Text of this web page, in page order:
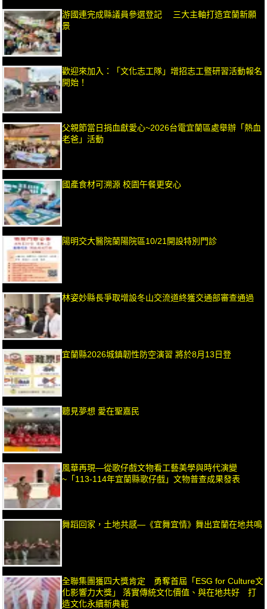
游國連完成縣議員參選登記 三大主軸打造宜蘭新願
景
歡迎來加入：「文化志工隊」增招志工暨研習活動報名
開始！
父親節當日捐血獻愛心~2026台電宜蘭區處舉辦「熱血
老爸」活動
國產食材可溯源 校園午餐更安心
陽明交大醫院蘭陽院區10/21開設特別門診
林姿妙縣長爭取增設冬山交流道終獲交通部審查通過
宜蘭縣2026城鎮韌性防空演習 將於8月13日登
聽見夢想 愛在聖嘉民
風華再現—從歌仔戲文物看工藝美學與時代演變
~「113-114年宜蘭縣歌仔戲」文物普查成果發表
舞蹈回家，土地共感—《宜舞宜情》舞出宜蘭在地共鳴
全聯集團獲四大獎肯定 勇奪首屆「ESG for Culture文
化影響力大獎」 落實傳統文化價值、與在地共好 打
造文化永續新典範